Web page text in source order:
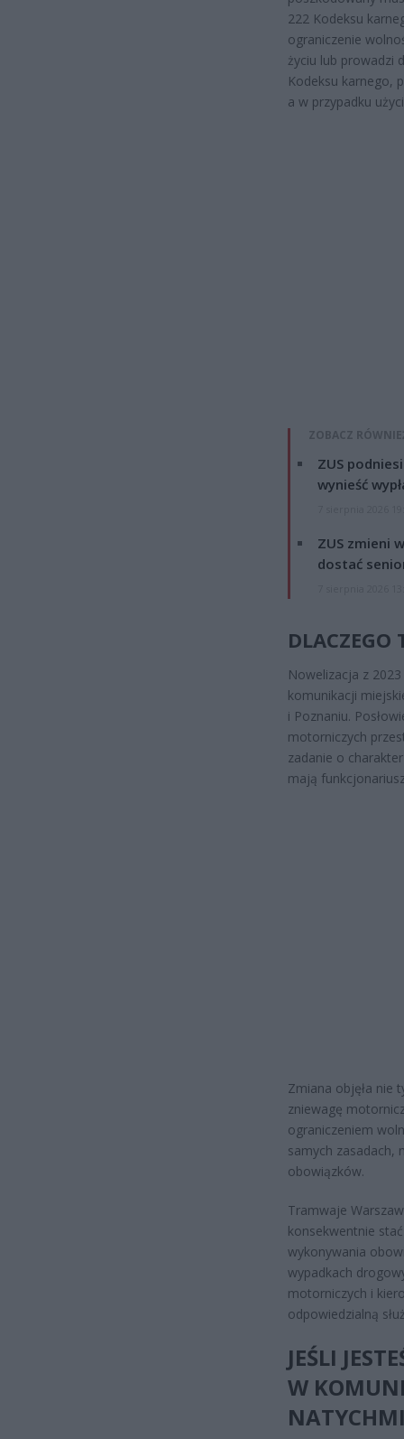
222 Kodeksu
ograniczenie
życiu lub prowadzi
Kodeksu karnego,
a w przypadku
ZOBACZ
ZUS
wynieść
ZUS zmieni
dostać
DLACZEGO
Nowelizacja z
komunikacji
i Poznaniu.
motorniczych
zadanie o
mają
Zmiana objęła nie
zniewagę
ograniczeniem
samych zasadach,
obowiązków.
Tramwaje
konsekwentnie
wykonywania
wypadkach
motorniczych i
odpowiedzialną
JEŚLI
W